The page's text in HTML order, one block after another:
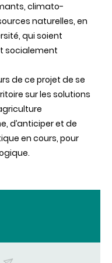
climato-
naturelles, en
qui soient
socialement
de ce projet de se
sur les solutions
d’anticiper et de
en cours, pour